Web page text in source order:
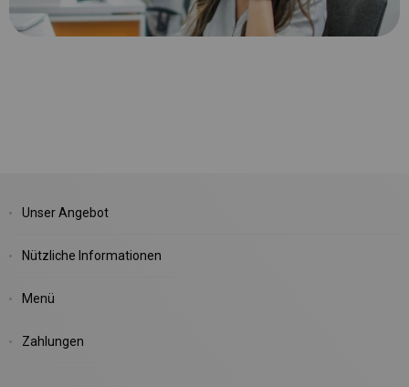
Unser Angebot
Nützliche Informationen
Menü
Zahlungen